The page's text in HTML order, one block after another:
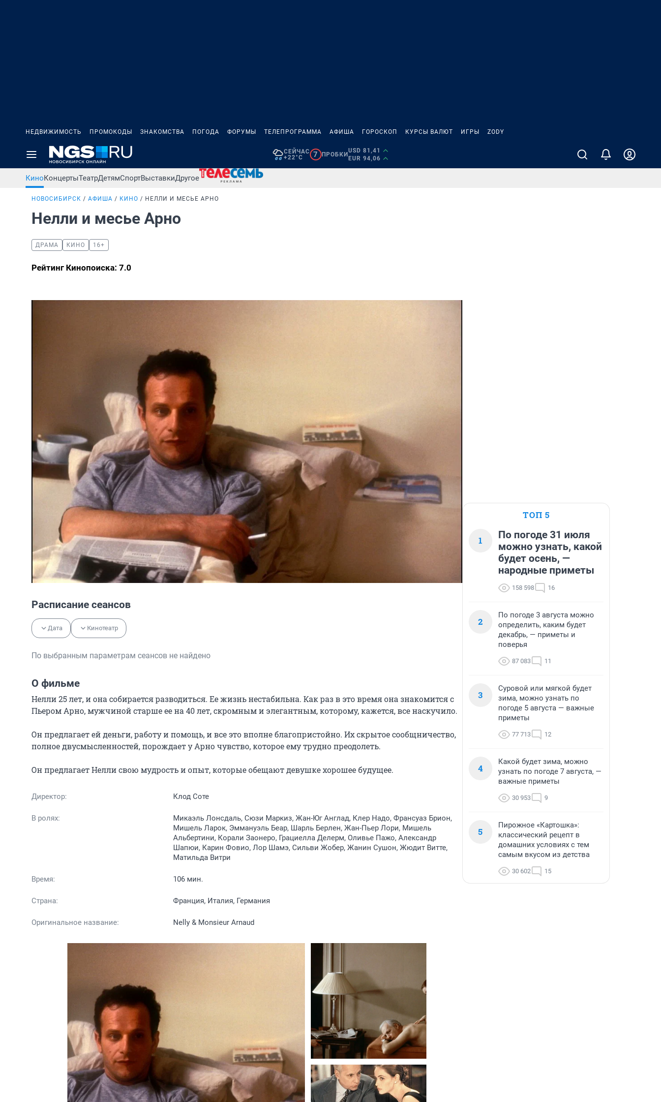
НЕДВИЖИМОСТЬ ПРОМОКОДЫ ЗНАКОМСТВА ПОГОДА ФОРУМЫ ТЕЛЕПРОГРАММА АФИША ГОРОСКОП КУРСЫ ВАЛЮТ ИГРЫ ZODY
СЕЙЧАС
+22°C
7 ПРОБКИ
USD 81,41
EUR 94,06
КиноКонцертыТеатрДетямСпортВыставкиДругое
НОВОСИБИРСК АФИША КИНО НЕЛЛИ И МЕСЬЕ АРНО
Нелли и месье Арно
ДРАМА КИНО 16+
Рейтинг Кинопоиска: 7.0
Расписание сеансов
Дата Кинотеатр
По выбранным параметрам сеансов не найдено
О фильме
Нелли 25 лет, и она собирается разводиться. Ее жизнь нестабильна. Как раз в это время она знакомится с
Пьером Арно, мужчиной старше ее на 40 лет, скромным и элегантным, которому, кажется, все наскучило.
Он предлагает ей деньги, работу и помощь, и все это вполне благопристойно. Их скрытое сообщничество,
полное двусмысленностей, порождает у Арно чувство, которое ему трудно преодолеть.
Он предлагает Нелли свою мудрость и опыт, которые обещают девушке хорошее будущее.
Директор: Клод Соте
В ролях:
Микаэль Лонсдаль, Сюзи Маркиз, Жан-Юг Англад, Клер Надо, Франсуаз Брион,
Мишель Ларок, Эммануэль Беар, Шарль Берлен, Жан-Пьер Лори, Мишель
Альбертини, Корали Заонеро, Грациелла Делерм, Оливье Пажо, Александр
Шапюи, Карин Фовио, Лор Шамэ, Сильви Жобер, Жанин Сушон, Жюдит Витте,
Матильда Витри
Время: 106 мин.
Страна: Франция, Италия, Германия
Оригинальное название: Nelly & Monsieur Arnaud
ТОП 5
1
По погоде 31 июля
можно узнать, какой
будет осень, —
народные приметы
158 598 16
2
По погоде 3 августа можно
определить, каким будет
декабрь, — приметы и
поверья
87 083 11
3
Суровой или мягкой будет
зима, можно узнать по
погоде 5 августа — важные
приметы
77 713 12
4
Какой будет зима, можно
узнать по погоде 7 августа, —
важные приметы
30 953 9
5
Пирожное «Картошка»:
классический рецепт в
домашних условиях с тем
самым вкусом из детства
30 602 15